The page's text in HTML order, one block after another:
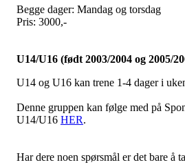
Begge dager: Mandag og torsdag
Pris: 3000,-
U14/U16 (født 2003/2004 og 2005/
U14 og U16 kan trene 1-4 dager i
Denne gruppen kan følge med på
U14/U16 HER.
Har dere noen spørsmål er det bare å